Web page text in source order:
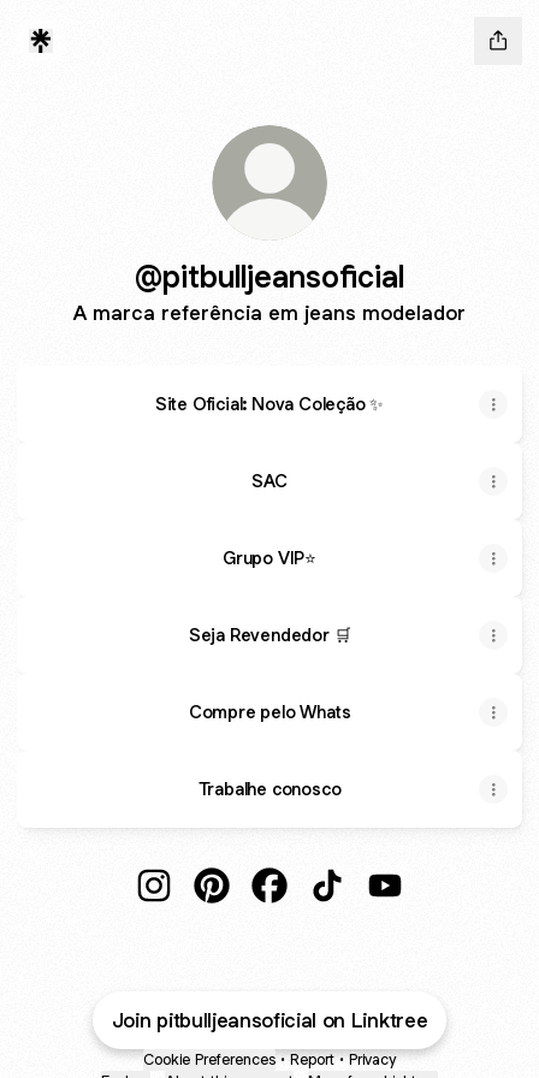
@pitbulljeansoficial
A marca referência em jeans modelador
Site Oficial: Nova Coleção ✨
SAC
Grupo VIP⭐
Seja Revendedor 🛒
Compre pelo Whats
Trabalhe conosco
Join pitbulljeansoficial on Linktree
Cookie Preferences • Report • Privacy